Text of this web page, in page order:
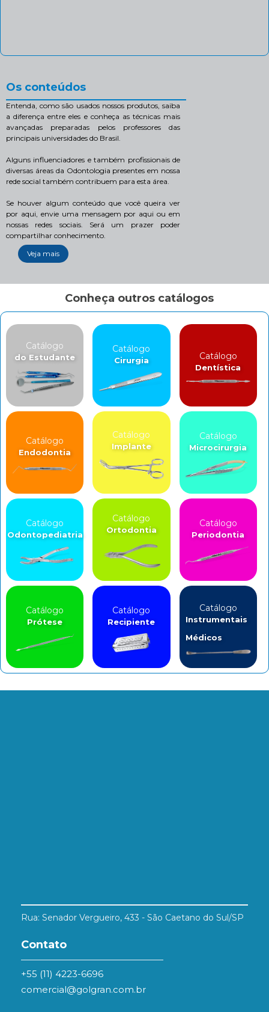
Os conteúdos
Entenda, como são usados nossos produtos, saiba
a diferença entre eles e conheça as técnicas mais
avançadas preparadas pelos professores das
principais universidades do Brasil.
Alguns influenciadores e também profissionais de
diversas áreas da Odontologia presentes em nossa
rede social também contribuem para esta área.
Se houver algum conteúdo que você queira ver
por aqui, envie uma mensagem por aqui ou em
nossas redes sociais. Será um prazer poder
compartilhar conhecimento.
Veja mais
Conheça outros catálogos
Catálogo
do Estudante
Catálogo
Cirurgia Catálogo
Dentística
Catálogo
Endodontia
Catálogo
Implante
Catálogo
Microcirurgia
Catálogo
Odontopediatria
Catálogo
Ortodontia
Catálogo
Periodontia
Catálogo
Prótese
Catálogo
Recipiente
Catálogo
Instrumentais
Médicos
Rua: Senador Vergueiro, 433 - São Caetano do Sul/SP
Contato
+55 (11) 4223-6696
comercial@golgran.com.br